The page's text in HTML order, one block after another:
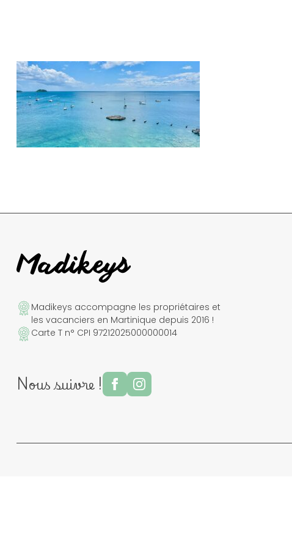
Madikeys accompagne les propriétaires et
les vacanciers en Martinique depuis 2016 !
Carte T n° CPI 97212025000000014
Nous suivre !